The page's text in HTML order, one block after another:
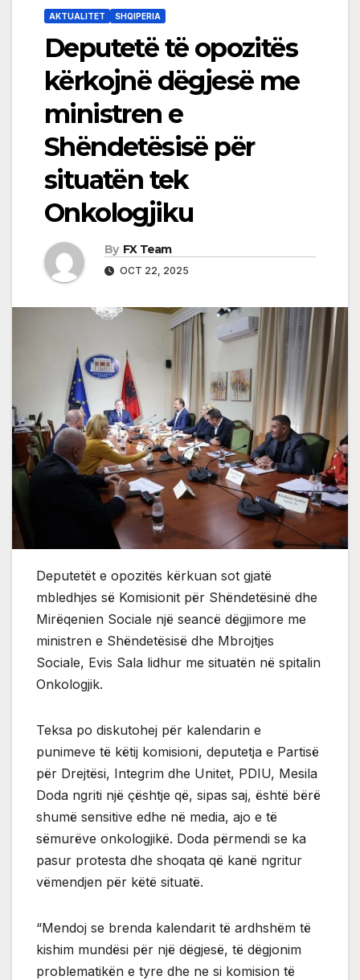
AKTUALITET SHQIPERIA
Deputetë të opozitës
kërkojnë dëgjesë me
ministren e
Shëndetësisë për
situatën tek
Onkologjiku
By FX Team
OCT 22, 2025
Deputetët e opozitës kërkuan sot gjatë
mbledhjes së Komisionit për Shëndetësinë dhe
Mirëqenien Sociale një seancë dëgjimore me
ministren e Shëndetësisë dhe Mbrojtjes
Sociale, Evis Sala lidhur me situatën në spitalin
Onkologjik.
Teksa po diskutohej për kalendarin e
punimeve të këtij komisioni, deputetja e Partisë
për Drejtësi, Integrim dhe Unitet, PDIU, Mesila
Doda ngriti një çështje që, sipas saj, është bërë
shumë sensitive edhe në media, ajo e të
sëmurëve onkologjikë. Doda përmendi se ka
pasur protesta dhe shoqata që kanë ngritur
vëmendjen për këtë situatë.
“Mendoj se brenda kalendarit të ardhshëm të
kishim mundësi për një dëgjesë, të dëgjonim
problematikën e tyre dhe ne si komision të